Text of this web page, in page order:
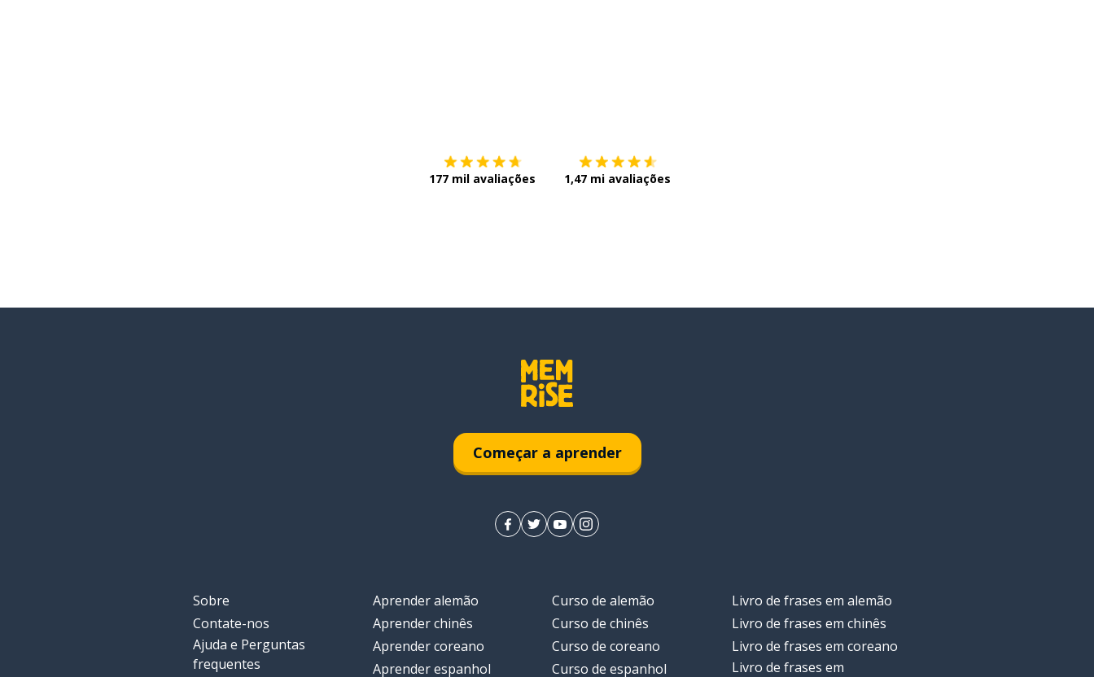
177 mil avaliações 1,47 mi avaliações
Começar a aprender
Sobre
Contate-nos
Ajuda e Perguntas
frequentes
Aprender alemão
Aprender chinês
Aprender coreano
Aprender espanhol
Curso de alemão
Curso de chinês
Curso de coreano
Curso de espanhol
Livro de frases em alemão
Livro de frases em chinês
Livro de frases em coreano
Livro de frases em